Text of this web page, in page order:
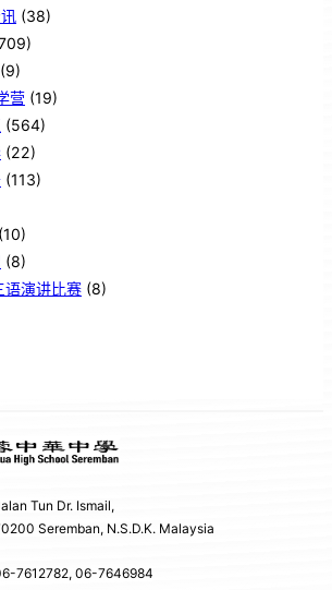
(38)
(9)
营 (19)
(564)
(22)
(113)
(10)
(8)
演讲比赛 (8)
Tun Dr. Ismail,
Seremban, N.S.D.K. Malaysia
7612782, 06-7646984